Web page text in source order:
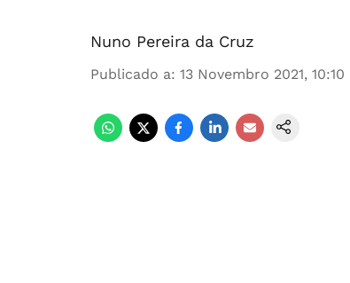
Nuno Pereira da Cruz
Publicado a: 13 Novembro 2021, 10:10